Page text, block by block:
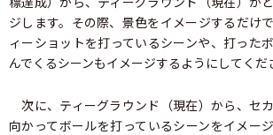
ジします。その際、景色をイメージするだけ
ィーショットを打っているシーンや、打った
んでくるシーンもイメージするようにしてくだ
次に、ティーグラウンド（現在）から、セ
向かってボールを打っているシーンをイメー